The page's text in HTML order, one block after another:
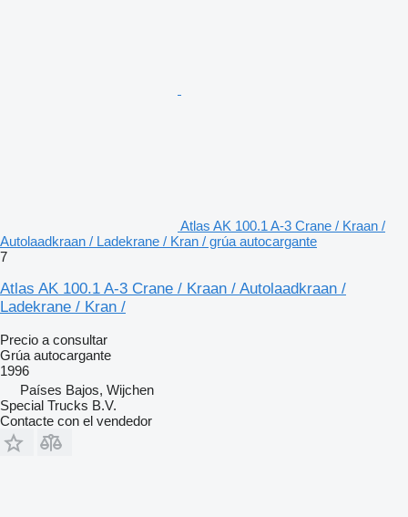
Atlas AK 100.1 A-3 Crane / Kraan /
Autolaadkraan / Ladekrane / Kran / grúa autocargante
7
Atlas AK 100.1 A-3 Crane / Kraan / Autolaadkraan /
Ladekrane / Kran /
Precio a consultar
Grúa autocargante
1996
Países Bajos, Wijchen
Special Trucks B.V.
Contacte con el vendedor